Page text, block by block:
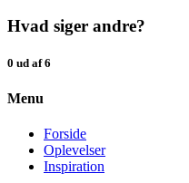
Hvad siger andre?
0 ud af 6
Menu
Forside
Oplevelser
Inspiration